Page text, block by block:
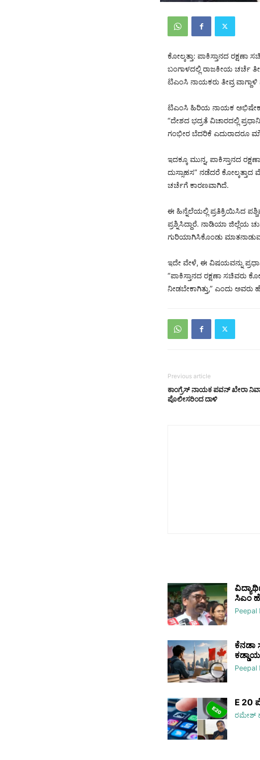
ಕೋಲ್ಕತ್ತಾ: ಪಾಕಿಸ್ತಾನದ
ಬಂಗಾಳದಲ್ಲಿ ರಾಜಕೀಯ ಚರ್ಚೆ
ಟಿಎಂಸಿ ನಾಯಕರು ತೀವ್ರ ವಾಗ್ದಾಳಿ
ಟಿಎಂಸಿ ಹಿರಿಯ ನಾಯಕ ಅಭಿಷೇಕ್
“ದೇಶದ ಭದ್ರತೆ ವಿಚಾರದಲ್ಲಿ
ಗಂಭೀರ ಬೆದರಿಕೆ ಎದುರಾದರೂ
ಇದಕ್ಕೂ ಮುನ್ನ, ಪಾಕಿಸ್ತಾನದ
ದುಸ್ಸಾಹಸ” ನಡೆದರೆ
ಚರ್ಚೆಗೆ ಕಾರಣವಾಗಿದೆ.
ಈ ಹಿನ್ನೆಲೆಯಲ್ಲಿ ಪ್ರತಿಕ್ರಿಯಿಸಿದ
ಪ್ರಶ್ನಿಸಿದ್ದಾರೆ. ನಾಡಿಯಾ ಜಿಲ್ಲೆಯ
ಗುರಿಯಾಗಿಸಿಕೊಂಡು ಮಾತನಾಡುವ
ಇದೇ ವೇಳೆ, ಈ ವಿಷಯವನ್ನು
“ಪಾಕಿಸ್ತಾನದ ರಕ್ಷಣಾ ಸಚಿವರು
ನೀಡಬೇಕಾಗಿತ್ತು,” ಎಂದು ಅವರು
Previous article
ಕಾಂಗ್ರೆಸ್‌ ನಾಯಕ ಪವನ್ ಖೇರಾ
ಪೊಲೀಸರಿಂದ ದಾಳಿ
ಸಿಎಂ
Peepal
ಕೆನಡಾ
ಕಡ್ಡಾಯ
Peepal
E 20
ರಮೇಶ್‌